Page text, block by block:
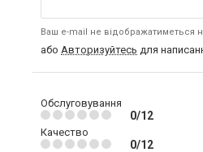
Ваш e-mail не відображатиметься
або Авторизуйтесь для
Обслуговування
0/12
Качество
0/12